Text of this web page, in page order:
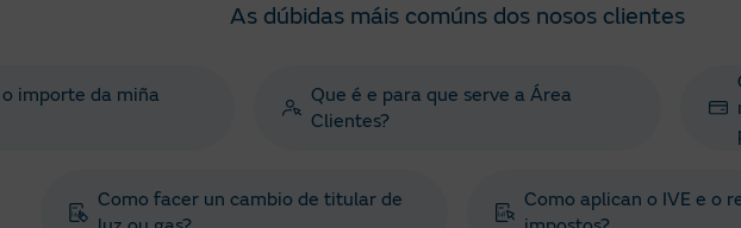
As dúbidas máis comúns dos nosos clientes
importe da miña
Que é e para que serve a Área
Clientes?
Como facer un cambio de titular de
Como aplican o IVE e o